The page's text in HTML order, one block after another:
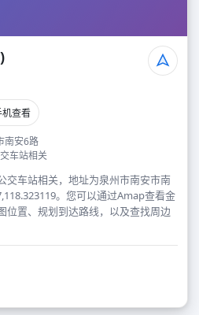
机查看
南安6路
车站相关
交车站相关，地址为泉州市南安市南
。您可以通过Amap查看金
位置、规划到达路线，以及查找周边